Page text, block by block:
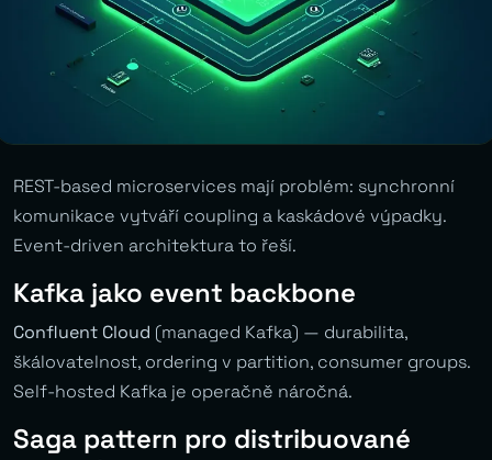
REST-based microservices mají problém: synchronní
komunikace vytváří coupling a kaskádové výpadky.
Event-driven architektura to řeší.
Kafka jako event backbone
Confluent Cloud (managed Kafka) — durabilita,
škálovatelnost, ordering v partition, consumer groups.
Self-hosted Kafka je operačně náročná.
Saga pattern pro distribuované